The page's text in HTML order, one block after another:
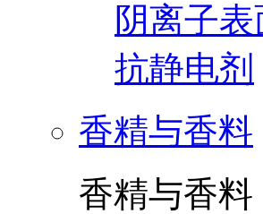
阴离子表
抗静电剂
香精与香料
香精与香料